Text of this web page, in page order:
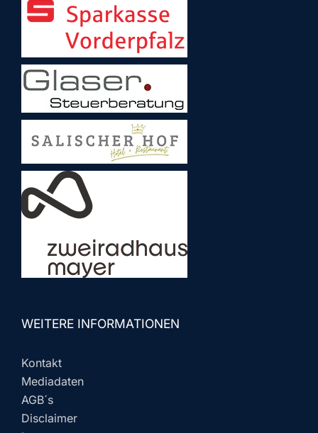
WEITERE INFORMATIONEN
Kontakt
Mediadaten
AGB´s
Disclaimer